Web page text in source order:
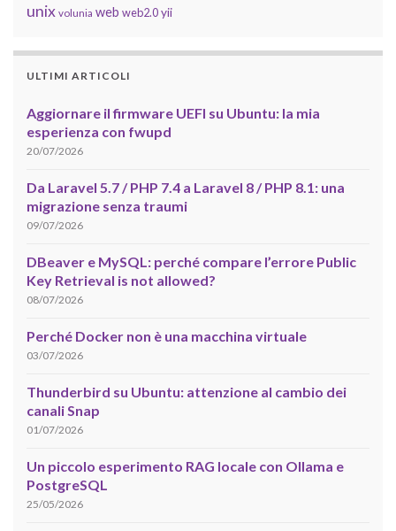
unix volunia web web2.0 yii
ULTIMI ARTICOLI
Aggiornare il firmware UEFI su Ubuntu: la mia
esperienza con fwupd
20/07/2026
Da Laravel 5.7 / PHP 7.4 a Laravel 8 / PHP 8.1: una
migrazione senza traumi
09/07/2026
DBeaver e MySQL: perché compare l’errore Public
Key Retrieval is not allowed?
08/07/2026
Perché Docker non è una macchina virtuale
03/07/2026
Thunderbird su Ubuntu: attenzione al cambio dei
canali Snap
01/07/2026
Un piccolo esperimento RAG locale con Ollama e
PostgreSQL
25/05/2026